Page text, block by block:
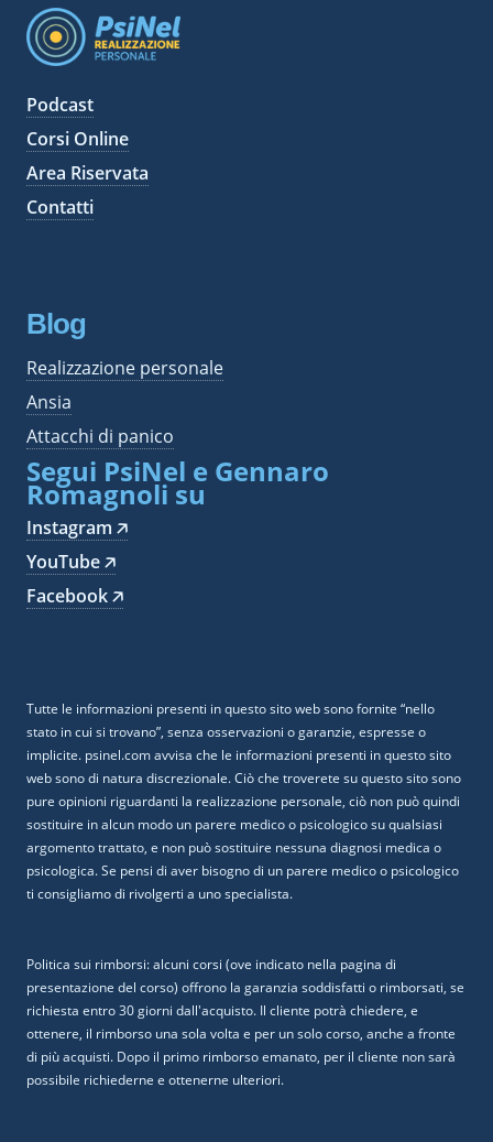
i
v
Podcast
Corsi Online
Area Riservata
Contatti
Blog
Realizzazione personale
Ansia
Attacchi di panico
Segui PsiNel e Gennaro
Romagnoli su
Instagram 🡥
YouTube 🡥
Facebook 🡥
Tutte le informazioni presenti in questo sito web sono fornite “nello
stato in cui si trovano”, senza osservazioni o garanzie, espresse o
implicite. psinel.com avvisa che le informazioni presenti in questo sito
web sono di natura discrezionale. Ciò che troverete su questo sito sono
pure opinioni riguardanti la realizzazione personale, ciò non può quindi
sostituire in alcun modo un parere medico o psicologico su qualsiasi
argomento trattato, e non può sostituire nessuna diagnosi medica o
psicologica. Se pensi di aver bisogno di un parere medico o psicologico
ti consigliamo di rivolgerti a uno specialista.
Politica sui rimborsi: alcuni corsi (ove indicato nella pagina di
presentazione del corso) offrono la garanzia soddisfatti o rimborsati, se
richiesta entro 30 giorni dall'acquisto. Il cliente potrà chiedere, e
ottenere, il rimborso una sola volta e per un solo corso, anche a fronte
di più acquisti. Dopo il primo rimborso emanato, per il cliente non sarà
possibile richiederne e ottenerne ulteriori.